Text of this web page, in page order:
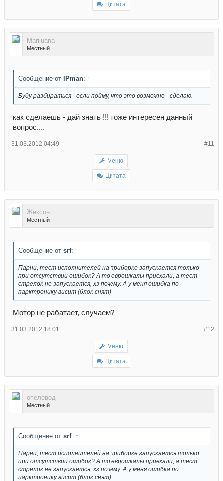
Цитата
Marijuana
Местный
Сообщение от IPman: ↑
Буду разбираться - если пойму, что это возможно - сделаю.
как сделаешь - дай знать !!! тоже интересен данный
вопрос....
#11
31.03.2012 04:49
Меню
Цитата
Жексон
Местный
Сообщение от srf: ↑
Парни, тест исполнителей на приборке запускается только
при отсутствии ошибок? А то еврошкалы приехали, а тест
стрелок не запускается, хз почему. А у меня ошибка по
парктронику висит (блок снят)
Мотор не рабатает, случаем?
#12
31.03.2012 18:01
Меню
Цитата
опелевод
Местный
Сообщение от srf: ↑
Парни, тест исполнителей на приборке запускается только
при отсутствии ошибок? А то еврошкалы приехали, а тест
стрелок не запускается, хз почему. А у меня ошибка по
парктронику висит (блок снят)